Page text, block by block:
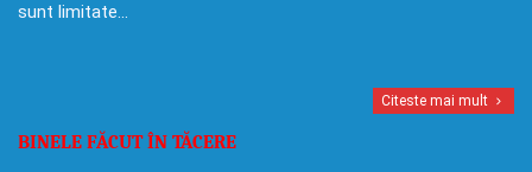
sunt limitate…
Citeste mai mult
BINELE FĂCUT ÎN TĂCERE